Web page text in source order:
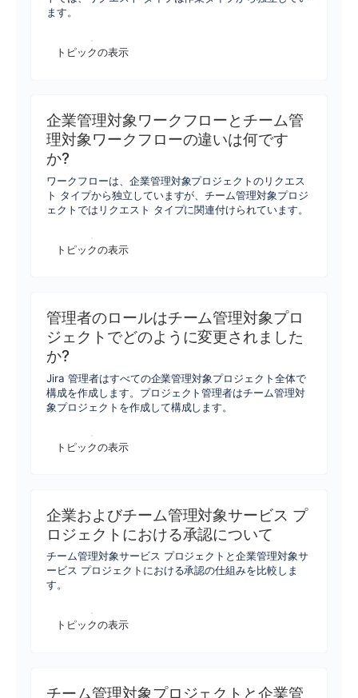
ます。
トピックの表示
企業管理対象ワークフローとチーム管
理対象ワークフローの違いは何です
か?
ワークフローは、企業管理対象プロジェクトのリクエス
ト タイプから独立していますが、チーム管理対象プロジ
ェクトではリクエスト タイプに関連付けられています。
トピックの表示
管理者のロールはチーム管理対象プロ
ジェクトでどのように変更されました
か?
Jira 管理者はすべての企業管理対象プロジェクト全体で
構成を作成します。プロジェクト管理者はチーム管理対
象プロジェクトを作成して構成します。
トピックの表示
企業およびチーム管理対象サービス プ
ロジェクトにおける承認について
チーム管理対象サービス プロジェクトと企業管理対象サ
ービス プロジェクトにおける承認の仕組みを比較しま
す。
トピックの表示
チーム管理対象プロジェクトと企業管